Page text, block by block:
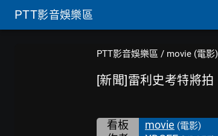
PTT影音娛樂區
PTT影音娛樂區 / movie (電影)
[新聞]雷利史考特將
看板 movie (電影)